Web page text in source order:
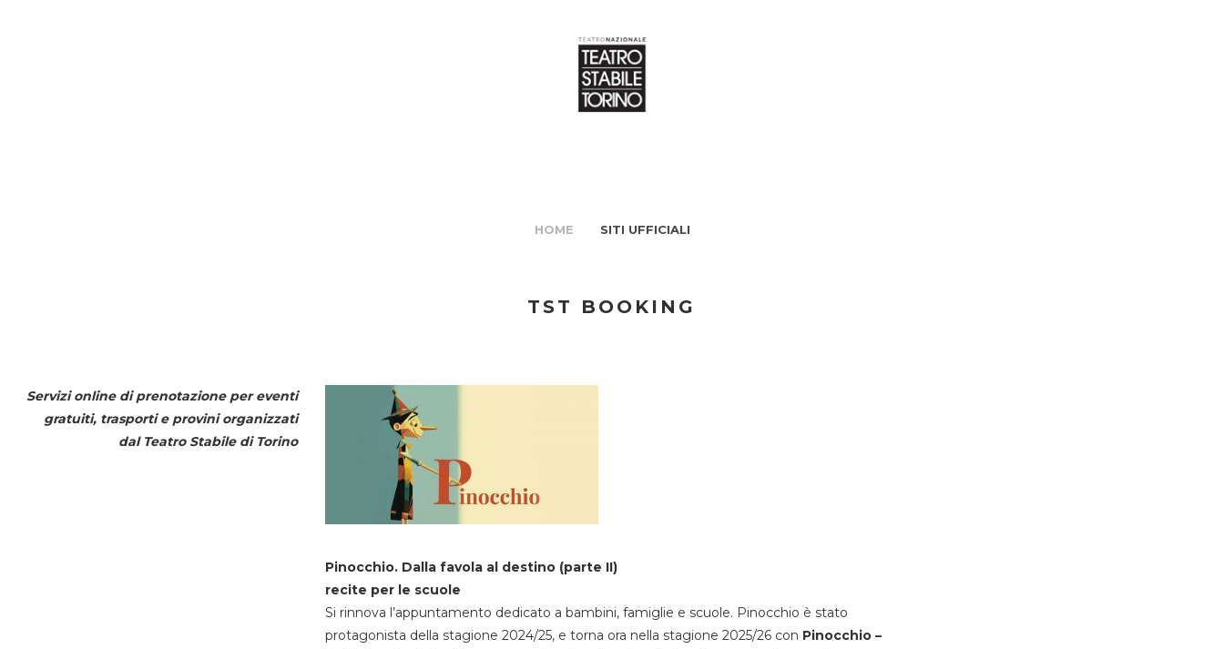
HOME SITI UFFICIALI
TST BOOKING
Servizi online di prenotazione per eventi
gratuiti, trasporti e provini organizzati
dal Teatro Stabile di Torino
Pinocchio. Dalla favola al destino (parte II)
recite per le scuole
Si rinnova l’appuntamento dedicato a bambini, famiglie e scuole. Pinocchio è stato
protagonista della stagione 2024/25, e torna ora nella stagione 2025/26 con Pinocchio –